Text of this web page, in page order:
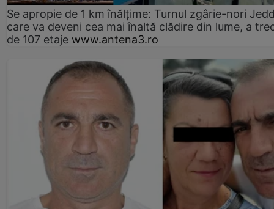
Se apropie de 1 km înălțime: Turnul zgârie-nori
care va deveni cea mai înaltă clădire din lume, a
de 107 etaje www.antena3.ro